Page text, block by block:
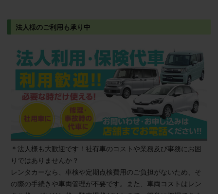
法人様のご利用も承り中
＊法人様も大歓迎です！社有車のコストや業務及び事務にお困
りではありませんか？
レンタカーなら、車検や定期点検費用のご負担がないため、そ
の際の手続きや車両管理が不要です。また、車両コストはレン